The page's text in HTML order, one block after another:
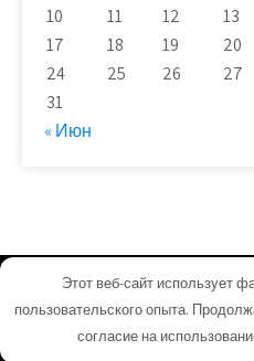
10
11 12 13
17
18 19 20
24
25 26 27
31
« Июн
dialogorel.ru -
Тема от
Этот веб-сайт использует
пользовательского опыта.
согласие на